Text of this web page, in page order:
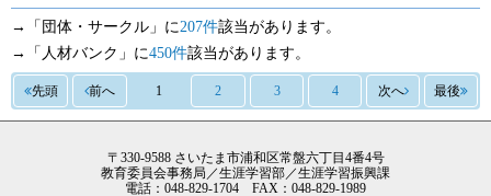
→「団体・サークル」に 207件該当があります。
→「人材バンク」に450件該当があります。
先頭 前へ 1 2 3 4 次へ 最後
〒330-9588 さいたま市浦和区常盤六丁目4番4号
教育委員会事務局／生涯学習部／生涯学習振興課
電話：048-829-1704 FAX：048-829-1989